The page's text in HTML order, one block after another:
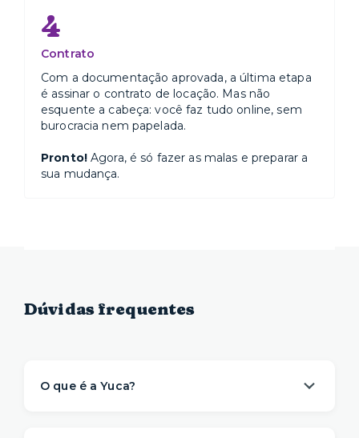
4
Contrato
Com a documentação aprovada, a última etapa
é assinar o contrato de locação. Mas não
esquente a cabeça: você faz tudo online, sem
burocracia nem papelada.
Pronto!Agora, é só fazer as malas e preparar a
sua mudança.
Dúvidas frequentes
O que é a Yuca?